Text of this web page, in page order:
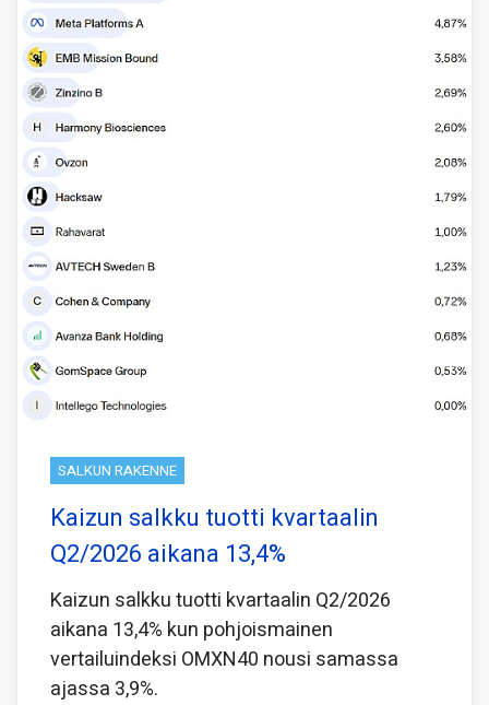
SALKUN RAKENNE
Kaizun salkku tuotti kvartaalin
Q2/2026 aikana 13,4%
Kaizun salkku tuotti kvartaalin Q2/2026
aikana 13,4% kun pohjoismainen
vertailuindeksi OMXN40 nousi samassa
ajassa 3,9%.